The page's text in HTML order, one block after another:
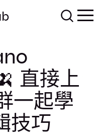
直接上
一起學
技巧